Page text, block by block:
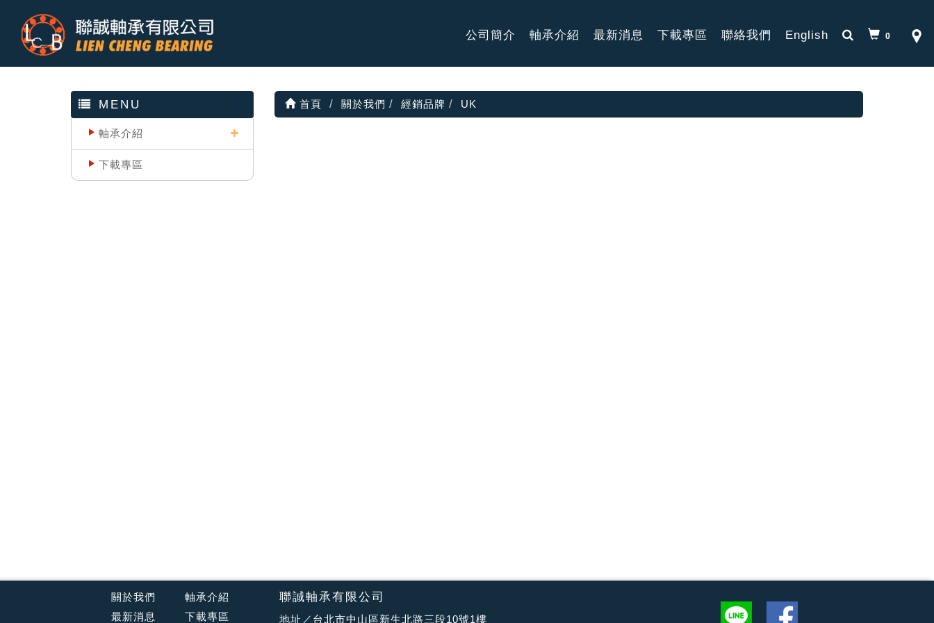
公司簡介 軸承介紹 最新消息 下載專區 聯絡我們 English 0
MENU
軸承介紹
下載專區
首頁 關於我們 經銷品牌 UK
關於我們
軸承介紹
最新消息
下載專區
聯誠軸承有限公司
地址／台北市中山區新生北路三段10號1樓